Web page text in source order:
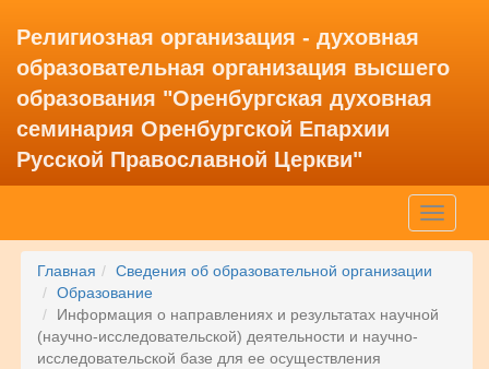
Религиозная организация - духовная
образовательная организация высшего
образования "Оренбургская духовная
семинария Оренбургской Епархии
Русской Православной Церкви"
Toggle
Главная
Сведения об образовательной организации
Образование
Информация о направлениях и результатах научной
(научно-исследовательской) деятельности и научно-
исследовательской базе для ее осуществления